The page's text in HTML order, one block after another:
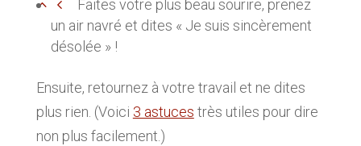
Faites votre plus beau sourire, prenez
un air navré et dites « Je suis sincèrement
désolée » !
Ensuite, retournez à votre travail et ne dites
plus rien. (Voici 3 astuces très utiles pour dire
non plus facilement.)